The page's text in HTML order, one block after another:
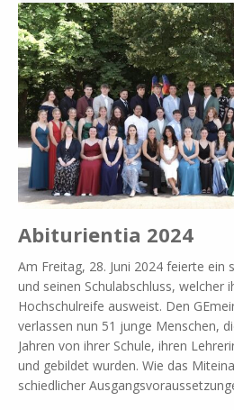
Abiturientia 2024
Am Frei­tag, 28. Juni 2024 fei­er­te ein
und sei­nen Schul­ab­schluss, wel­cher
Hoch­schul­rei­fe aus­weist. Den
ver­las­sen nun 51 jun­ge Men­schen,
Jah­ren von ih­rer Schu­le, ih­ren
und ge­bil­det wur­den. Wie das
schied­li­cher